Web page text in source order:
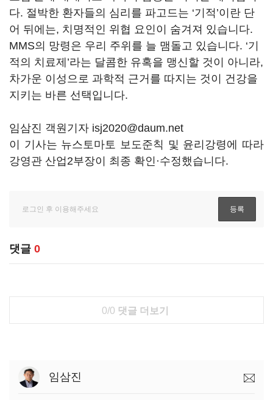
다. 절박한 환자들의 심리를 파고드는 ‘기적’이란 단
어 뒤에는, 치명적인 위협 요인이 숨겨져 있습니다.
MMS의 망령은 우리 주위를 늘 맴돌고 있습니다. ‘기
적의 치료제’라는 달콤한 유혹을 맹신할 것이 아니라,
차가운 이성으로 과학적 근거를 따지는 것이 건강을
지키는 바른 선택입니다.
임삼진 객원기자 isj2020@daum.net
이 기사는 뉴스토마토 보도준칙 및 윤리강령에 따라
강영관 산업2부장이 최종 확인·수정했습니다.
댓글 0
0/0 댓글 더보기
임삼진